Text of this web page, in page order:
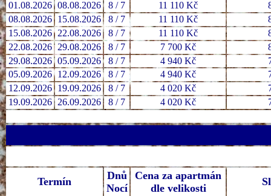
01.08.2026 08.08.2026 8 / 7 11 110 Kč
08.08.2026
15.08.2026 8 / 7 11 110 Kč
15.08.2026
22.08.2026 8 / 7 11 110 Kč
22.08.2026
29.08.2026 8 / 7 7 700 Kč
29.08.2026 05.09.2026 8 / 7 4 940 Kč
05.09.2026
12.09.2026 8 / 7 4 940 Kč
12.09.2026
19.09.2026 8 / 7 4 020 Kč
19.09.2026
26.09.2026 8 / 7 4 020 Kč
Termín
Dnů
Nocí
Cena za apartmán
dle velikosti